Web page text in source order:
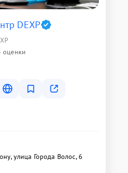
DEXP
оценки
улица Города Волос, 6